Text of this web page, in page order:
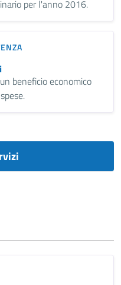
per l'anno 2016.
beneficio economico